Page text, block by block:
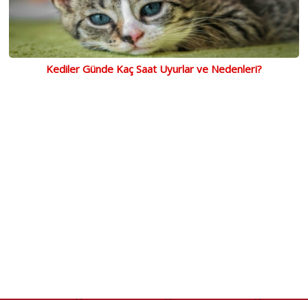
Kediler Günde Kaç Saat Uyurlar ve Nedenleri?